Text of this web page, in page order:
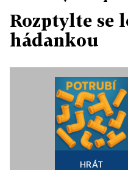
Rozptylte se
hádankou
HRÁT